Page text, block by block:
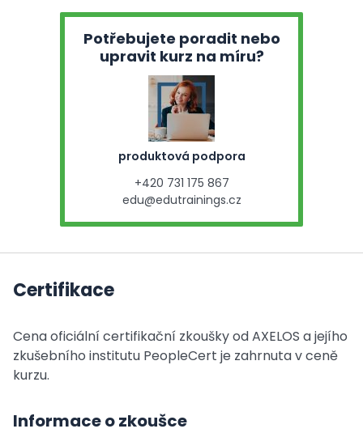
Potřebujete poradit nebo
upravit kurz na míru?
produktová podpora
+420 731 175 867
edu@edutrainings.cz
Certifikace
Cena oficiální certifikační zkoušky od AXELOS a jejího
zkušebního institutu PeopleCert je zahrnuta v ceně
kurzu.
Informace o zkoušce